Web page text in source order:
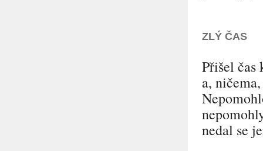
ZLÝ ČAS
Přišel čas
a,
nedal se